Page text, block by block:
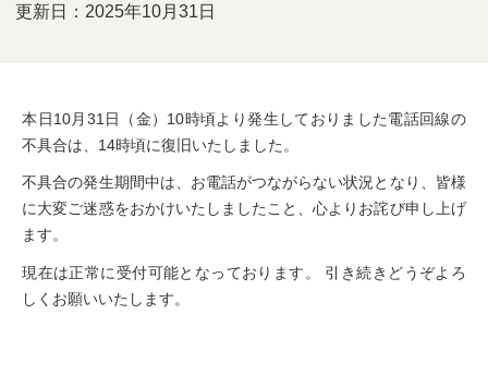
更新日：2025年10月31日
本日10月31日（金）10時頃より発生しておりました電話回線の
不具合は、14時頃に復旧いたしました。
不具合の発生期間中は、お電話がつながらない状況となり、皆様
に大変ご迷惑をおかけいたしましたこと、心よりお詫び申し上げ
ます。
現在は正常に受付可能となっております。 引き続きどうぞよろ
しくお願いいたします。